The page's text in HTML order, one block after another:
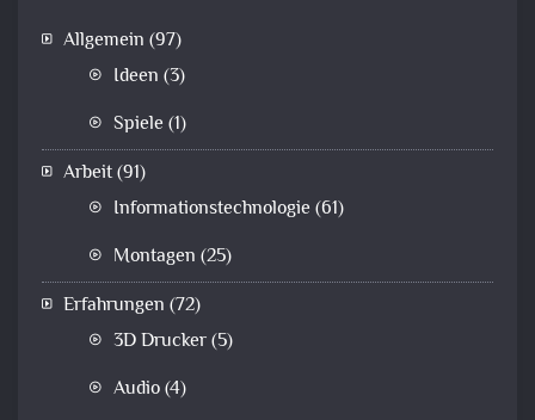
Allgemein (97)
Ideen (3)
Spiele (1)
Arbeit(91)
Informationstechnologie (61)
Montagen (25)
Erfahrungen (72)
3D Drucker(5)
Audio(4)